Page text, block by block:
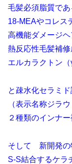
毛髪必須脂質であ
18-MEAやコレス
高機能ダメージ
熱反応性毛髪補修
エルカラクトン（
と疎水化セラミ
（表示名称ジラ
２種類のインナ
そして 新開発の
S-S結合するケラ